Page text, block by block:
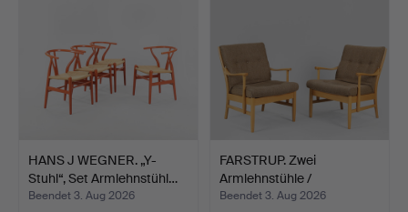
HANS J WEGNER. „Y-
Stuhl“, Set Armlehnstühl…
Beendet 3. Aug 2026
FARSTRUP. Zwei
Armlehnstühle /
Ruhesessel …
Beendet 3. Aug 2026